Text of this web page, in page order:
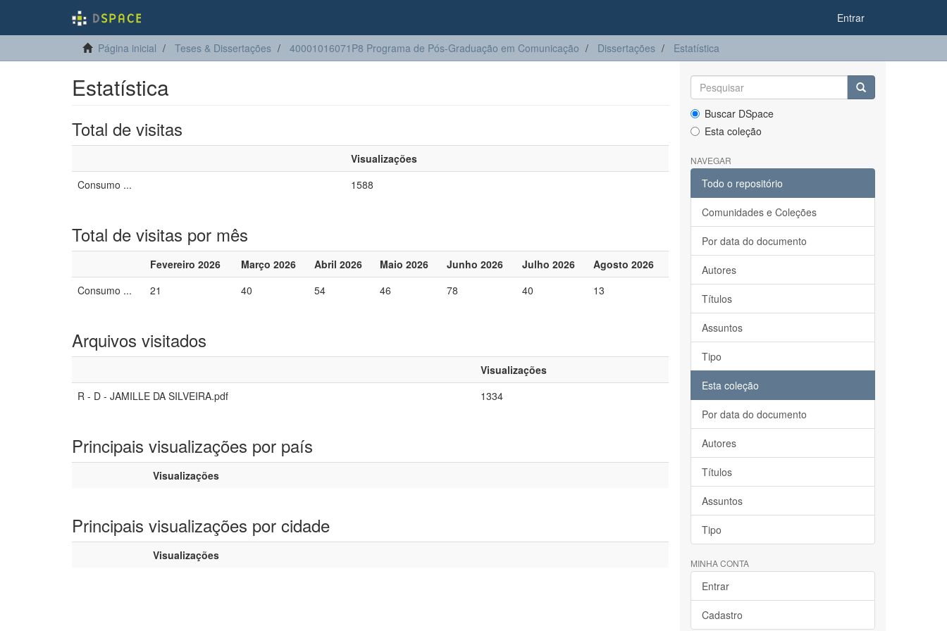
Entrar
Página inicial Teses & Dissertações 40001016071P8 Programa de Pós-Graduação em Comunicação Dissertações Estatística
Estatística
Total de visitas
Visualizações
Consumo ...
1588
Total de visitas por mês
Fevereiro 2026 Março 2026 Abril 2026 Maio 2026 Junho 2026 Julho 2026
Agosto 2026
Consumo ...
21 40 54 46 78 40 13
Arquivos visitados
Visualizações
R - D - JAMILLE DA SILVEIRA.pdf
1334
Principais visualizações por país
Visualizações
Principais visualizações por cidade
Visualizações
Buscar DSpace
Esta coleção
NAVEGAR
Todo o repositório
Comunidades e Coleções
Por data do documento
Autores
Títulos
Assuntos
Tipo
Esta coleção
Por data do documento
Autores
Títulos
Assuntos
Tipo
MINHA CONTA
Entrar
Cadastro